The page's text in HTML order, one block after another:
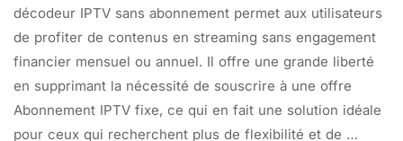
décodeur IPTV sans abonnement permet aux utilisateurs
de profiter de contenus en streaming sans engagement
financier mensuel ou annuel. Il offre une grande liberté
en supprimant la nécessité de souscrire à une offre
Abonnement IPTV fixe, ce qui en fait une solution idéale
pour ceux qui recherchent plus de flexibilité et de …